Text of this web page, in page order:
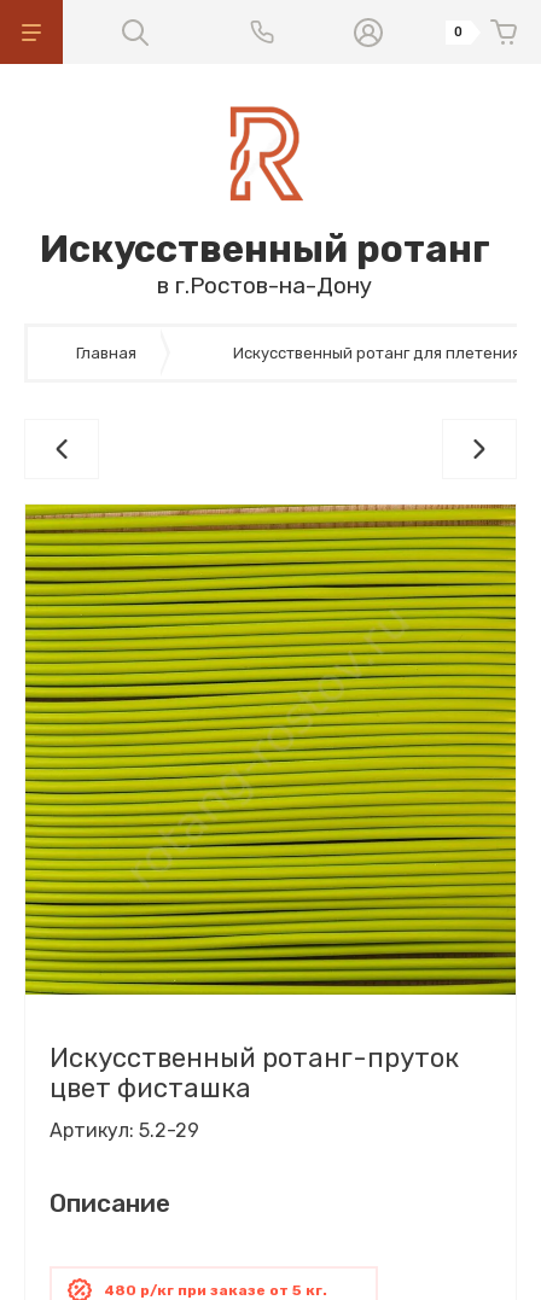
Искусственный ротанг
в г.Ростов-на-Дону
0
Главная Искусственный ротанг для плетения
Искусственный ротанг-пруток
цвет фисташка
Артикул: 5.2-29
Описание
480 р/кг при заказе от 5 кг.